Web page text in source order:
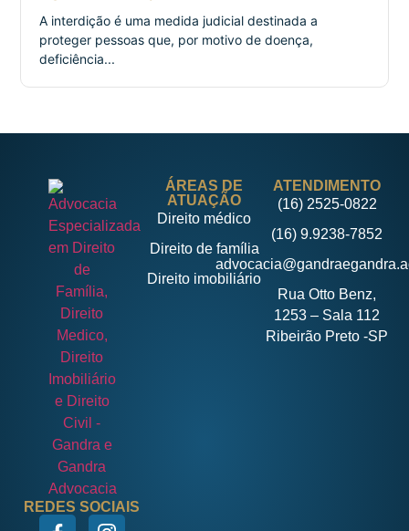
A interdição é uma medida judicial destinada a
proteger pessoas que, por motivo de doença,
deficiência...
REDES SOCIAIS
ÁREAS DE
ATUAÇÃO
Direito médico
Direito de família
Direito imobiliário
ATENDIMENTO
(16) 2525-0822
(16) 9.9238-7852
Rua Otto Benz,
1253 – Sala 112
Ribeirão Preto -SP